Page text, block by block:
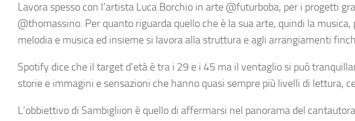
Lavora spesso con l’artista Luca Borchio in arte @futurboba, per i progetti
@thomassino. Per quanto riguarda quello che è la sua arte, quindi la
melodia e musica ed insieme si lavora alla struttura e agli arrangiamenti
Spotify dice che il target d’età è tra i 29 e i 45 ma il ventaglio si può
storie e immagini e sensazioni che hanno quasi sempre più livelli di lettura,
L’obbiettivo di Sambigliion è quello di affermarsi nel panorama del